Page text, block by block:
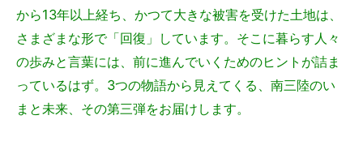
から13年以上経ち、かつて大きな被害を受けた土地は、
さまざまな形で「回復」しています。そこに暮らす人々
の歩みと言葉には、前に進んでいくためのヒントが詰ま
っているはず。3つの物語から見えてくる、南三陸のい
まと未来、その第三弾をお届けします。